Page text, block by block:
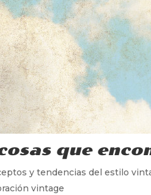
que
y tendencias del estilo
vintage